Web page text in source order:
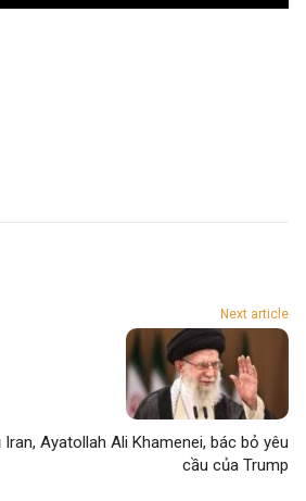
Next article
Iran, Ayatollah Ali Khamenei, bác bỏ yêu
cầu của Trump